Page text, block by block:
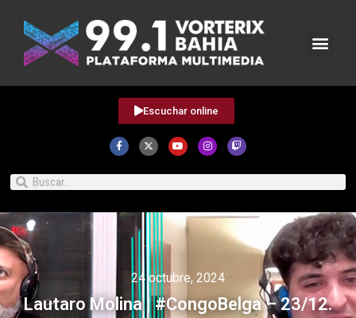
Escuchar online
24 octubre, 2024
Lautaro Molina | #CongoBelga – 23/12.